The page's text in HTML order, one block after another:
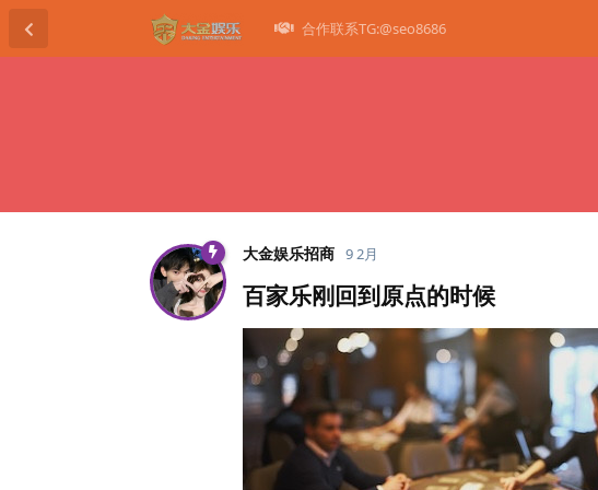
合作联系TG:@seo8686
大金娱乐招商 9 2月
百家乐刚回到原点的时候